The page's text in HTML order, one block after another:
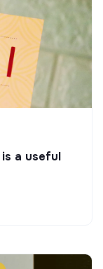
is a useful